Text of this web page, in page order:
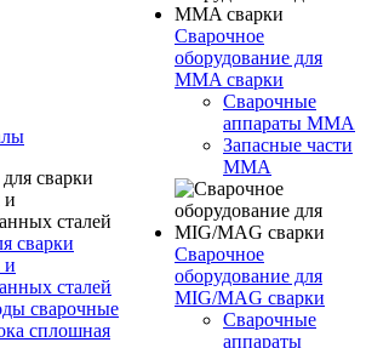
сварки
и
сталей
сварочные
сплошная
Сварочное
оборудование для
MMA сварки
Сварочные
аппараты MMA
Запасные части
MMA
Сварочное
оборудование для
MIG/MAG сварки
Сварочные
аппараты